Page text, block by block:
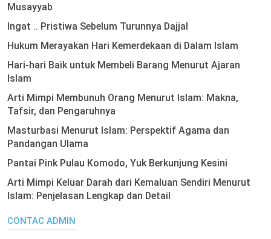
Musayyab
Ingat .. Pristiwa Sebelum Turunnya Dajjal
Hukum Merayakan Hari Kemerdekaan di Dalam Islam
Hari-hari Baik untuk Membeli Barang Menurut Ajaran
Islam
Arti Mimpi Membunuh Orang Menurut Islam: Makna,
Tafsir, dan Pengaruhnya
Masturbasi Menurut Islam: Perspektif Agama dan
Pandangan Ulama
Pantai Pink Pulau Komodo, Yuk Berkunjung Kesini
Arti Mimpi Keluar Darah dari Kemaluan Sendiri Menurut
Islam: Penjelasan Lengkap dan Detail
CONTAC ADMIN